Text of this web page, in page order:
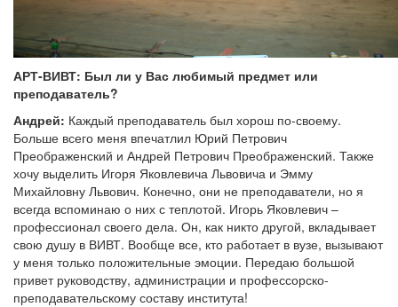
АРТ-ВИВТ: Был ли у Вас любимый предмет или
преподаватель?
Андрей: Каждый преподаватель был хорош по-своему.
Больше всего меня впечатлил Юрий Петрович
Преображенский и Андрей Петрович Преображенский. Также
хочу выделить Игоря Яковлевича Львовича и Эмму
Михайловну Львович. Конечно, они не преподаватели, но я
всегда вспоминаю о них с теплотой. Игорь Яковлевич –
профессионал своего дела. Он, как никто другой, вкладывает
свою душу в ВИВТ. Вообще все, кто работает в вузе, вызывают
у меня только положительные эмоции. Передаю большой
привет руководству, администрации и профессорско-
преподавательскому составу института!